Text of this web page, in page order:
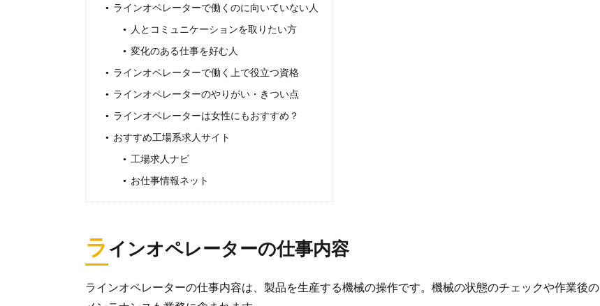
ラインオペレーターで働くのに向いていない人
人とコミュニケーションを取りたい方
変化のある仕事を好む人
ラインオペレーターで働く上で役立つ資格
ラインオペレーターのやりがい・きつい点
ラインオペレーターは女性にもおすすめ？
おすすめ工場系求人サイト
工場求人ナビ
お仕事情報ネット
ラインオペレーターの仕事内容
ラインオペレーターの仕事内容は、製品を生産する機械の操作です。機械の状態のチェックや作業後の